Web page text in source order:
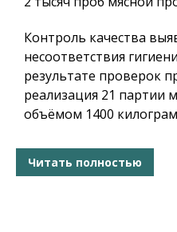
Контроль качества
несоответствия
результате проверок
реализация 21 партии
объёмом 1400
Читать полностью